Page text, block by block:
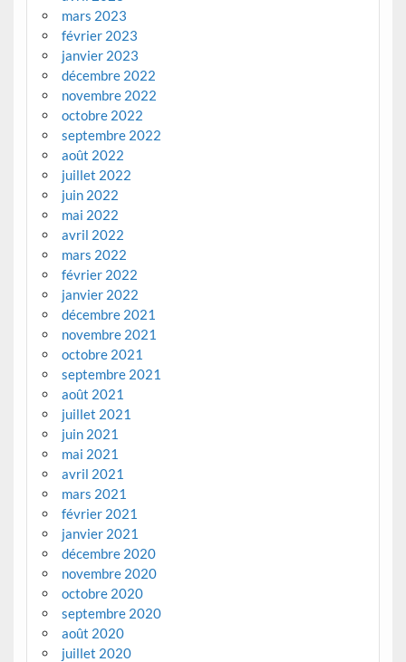
mars 2023
février 2023
janvier 2023
décembre 2022
novembre 2022
octobre 2022
septembre 2022
août 2022
juillet 2022
juin 2022
mai 2022
avril 2022
mars 2022
février 2022
janvier 2022
décembre 2021
novembre 2021
octobre 2021
septembre 2021
août 2021
juillet 2021
juin 2021
mai 2021
avril 2021
mars 2021
février 2021
janvier 2021
décembre 2020
novembre 2020
octobre 2020
septembre 2020
août 2020
juillet 2020